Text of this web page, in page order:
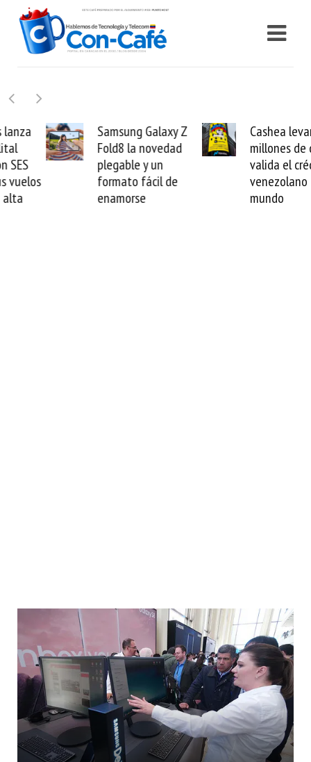
Samsung Galaxy Z
Fold8 la novedad
plegable y un
formato fácil de
enamorse
Cashea levanta 100
millones de dólares y
valida el crédito del
venezolano ante el